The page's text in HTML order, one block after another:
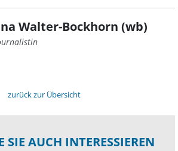
Walter-Bockhorn (wb)
zurück zur Übersicht
SIE AUCH INTERESSIEREN